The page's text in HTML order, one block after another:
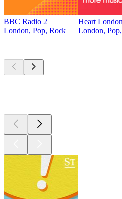
BBC Radio 2
London, Pop, Rock
Heart London
London,